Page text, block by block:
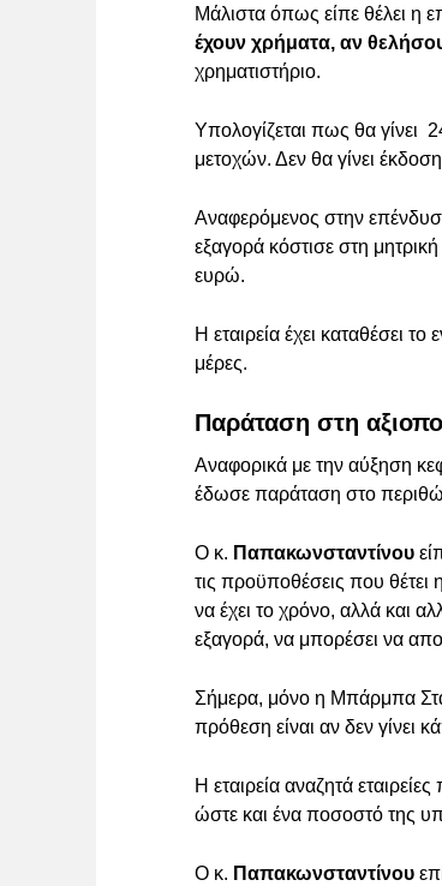
Μάλιστα όπως είπε θέλει η
έχουν χρήματα, αν
χρηματιστήριο.
Υπολογίζεται πως θα γίνει
μετοχών. Δεν θα γίνει
Αναφερόμενος στην
εξαγορά κόστισε στη
ευρώ.
Η εταιρεία έχει καταθέσει το
μέρες.
Παράταση στη
Αναφορικά με την αύξηση
έδωσε παράταση στο
Ο κ. Παπακωνσταντίνου
τις προϋποθέσεις που
να έχει το χρόνο, αλλά και
εξαγορά, να μπορέσει να
Σήμερα, μόνο η Μπάρμπα
πρόθεση είναι αν δεν γίνει
Η εταιρεία αναζητά
ώστε και ένα ποσοστό της
Ο κ. Παπακωνσταντίνου